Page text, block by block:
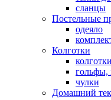
сланцы
Постельные
одеяло
Колготки
гольфы,
чулки
Домашний